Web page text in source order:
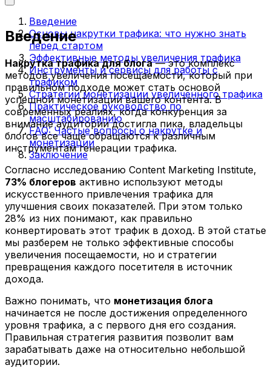
Введение
Основы накрутки трафика: что нужно знать
перед стартом
Эффективные методы увеличения трафика
Инструменты и сервисы для работы с
трафиком
Стратегии монетизации увеличенного трафика
Практическое руководство по
масштабированию
FAQ: Частые вопросы о накрутке и
монетизации
Заключение
Введение
Накрутка трафика для блога— это комплекс
методов увеличения посещаемости, который при
правильном подходе может стать основой
успешной монетизации вашего контента. В
современных реалиях, когда конкуренция за
внимание аудитории достигла пика, владельцы
блогов все чаще обращаются к различным
инструментам генерации трафика.
Согласно исследованию Content Marketing Institute,
73% блогеров активно используют методы
искусственного привлечения трафика для
улучшения своих показателей. При этом только
28% из них понимают, как правильно
конвертировать этот трафик в доход. В этой статье
мы разберем не только эффективные способы
увеличения посещаемости, но и стратегии
превращения каждого посетителя в источник
дохода.
Важно понимать, что монетизация блога
начинается не после достижения определенного
уровня трафика, а с первого дня его создания.
Правильная стратегия развития позволит вам
зарабатывать даже на относительно небольшой
аудитории.